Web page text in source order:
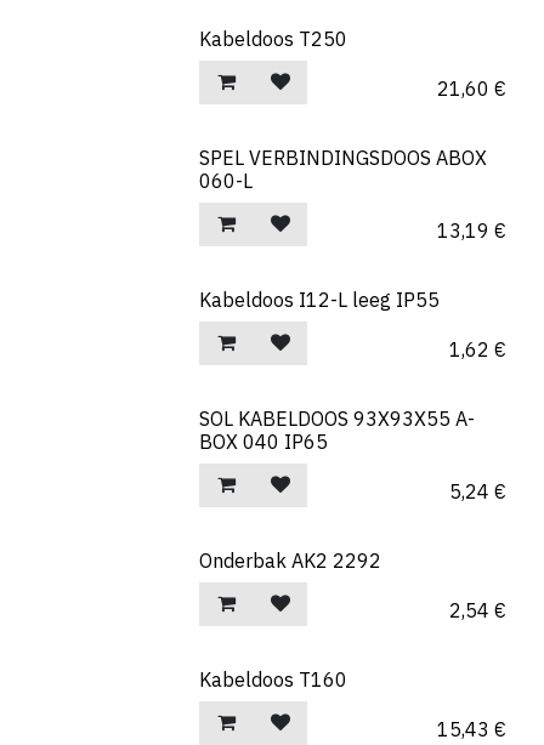
Kabeldoos T250
21,60 €
SPEL VERBINDINGSDOOS ABOX
060-L
13,19 €
Kabeldoos I12-L leeg IP55
1,62 €
SOL KABELDOOS 93X93X55 A-
BOX 040 IP65
5,24 €
Onderbak AK2 2292
2,54 €
Kabeldoos T160
15,43 €